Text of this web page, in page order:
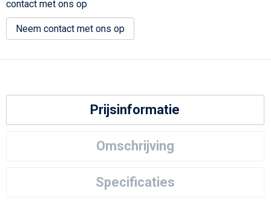
contact met ons op
Neem contact met ons op
Prijsinformatie
Omschrijving
Specificaties